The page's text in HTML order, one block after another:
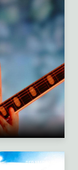
RED MARQUEE